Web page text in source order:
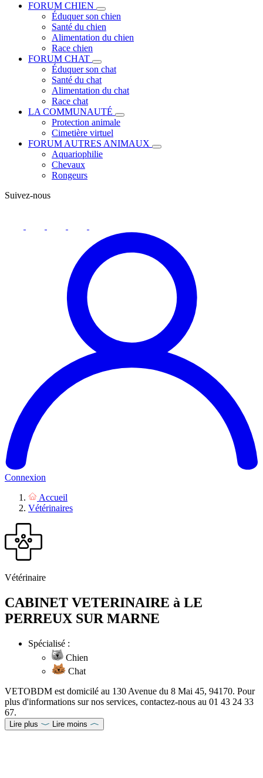
FORUM CHIEN
Éduquer son chien
Santé du chien
Alimentation du chien
Race chien
FORUM CHAT
Éduquer son chat
Santé du chat
Alimentation du chat
Race chat
LA COMMUNAUTÉ
Protection animale
Cimetière virtuel
FORUM AUTRES ANIMAUX
Aquariophilie
Chevaux
Rongeurs
Suivez-nous
Connexion
Accueil
Vétérinaires
Vétérinaire
CABINET VETERINAIRE à LE
PERREUX SUR MARNE
Spécialisé :
Chien
Chat
VETOBDM est domicilé au 130 Avenue du 8 Mai 45, 94170. Pour
plus d'informations sur nos services, contactez-nous au 01 43 24 33
67.
Lire plus Lire moins